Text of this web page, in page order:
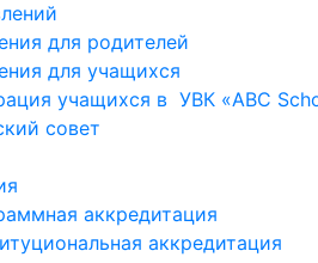
для родителей
для учащихся
учащихся в УВК «ABC
совет
аккредитация
аккредитация